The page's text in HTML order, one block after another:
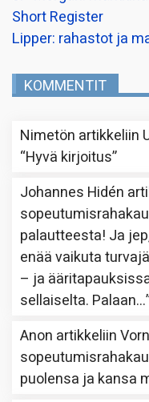
Short Register
Lipper: rahastot ja
KOMMENTIT
Nimetön artikkeliin
“Hyvä kirjoitus”
Johannes Hidén
palautteesta! Ja
enää vaikuta
– ja
sellaiselta. Palaan…
Anon artikkeliin
puolensa ja kansa